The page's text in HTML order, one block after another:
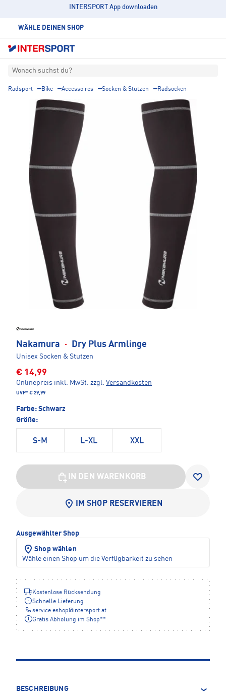
INTERSPORT App downloaden
WÄHLE DEINEN SHOP
Wonach suchst du?
Radsport Bike Accessoires Socken & Stutzen Radsocken
Nakamura · Dry Plus Armlinge
Unisex Socken & Stutzen
€ 14,99
Onlinepreis inkl. MwSt. zzgl. Versandkosten
UVP* € 29,99
Farbe: Schwarz
Größe:
S-M L-XL XXL
IN DEN WARENKORB
IM SHOP RESERVIEREN
Ausgewählter Shop
Shop wählen
Wähle einen Shop um die Verfügbarkeit zu sehen
Kostenlose Rücksendung
Schnelle Lieferung
service.eshop@intersport.at
Gratis Abholung im Shop**
BESCHREIBUNG